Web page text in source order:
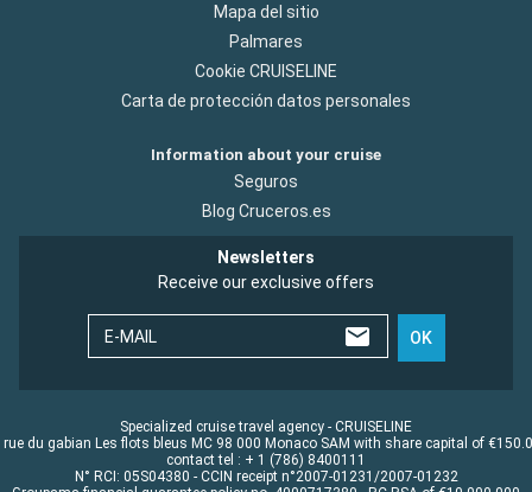
Mapa del sitio
Palmares
Cookie CRUISELINE
Carta de protección datos personales
Information about your cruise
Seguros
Blog Cruceros.es
Newsletters
Receive our exclusive offers
E-MAIL OK
Specialized cruise travel agency - CRUISELINE
rue du gabian Les flots bleus MC 98 000 Monaco SAM with share capital of
contact tel : + 1 (786) 8400111
N° RCI: 05S04380 - CCIN receipt n°2007-01231/2007-01232